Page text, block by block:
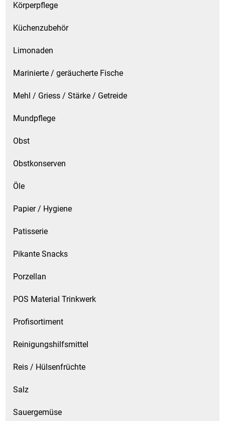
Körperpflege
Küchenzubehör
Limonaden
Marinierte / geräucherte Fische
Mehl / Griess / Stärke / Getreide
Mundpflege
Obst
Obstkonserven
Öle
Papier / Hygiene
Patisserie
Pikante Snacks
Porzellan
POS Material Trinkwerk
Profisortiment
Reinigungshilfsmittel
Reis / Hülsenfrüchte
Salz
Sauergemüse